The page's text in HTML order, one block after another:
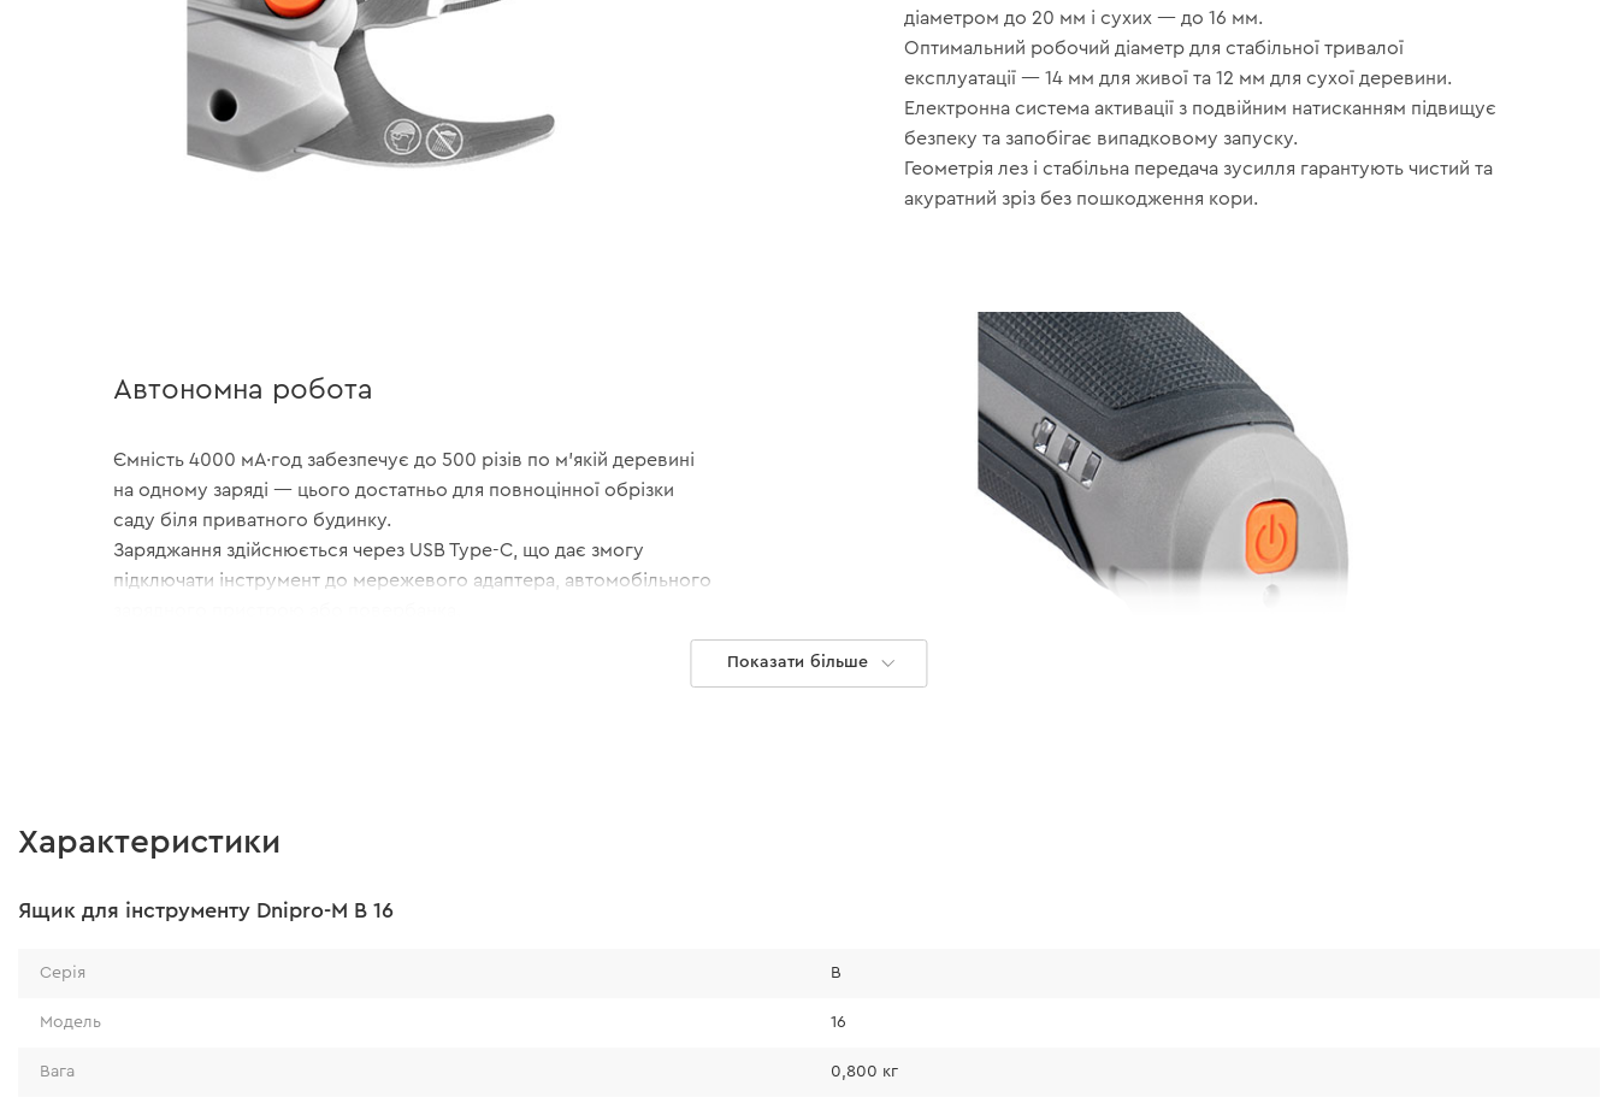
діаметром до 20 мм і сухих — до 16 мм.
Оптимальний робочий діаметр для стабільної тривалої
експлуатації — 14 мм для живої та 12 мм для сухої деревини.
Електронна система активації з подвійним натисканням підвищує
безпеку та запобігає випадковому запуску.
Геометрія лез і стабільна передача зусилля гарантують чистий та
акуратний зріз без пошкодження кори.
Автономна робота
Ємність 4000 мА·год забезпечує до 500 різів по м’якій деревині
на одному заряді — цього достатньо для повноцінної обрізки
саду біля приватного будинку.
Заряджання здійснюється через USB Type-C, що дає змогу
підключати інструмент до мережевого адаптера, автомобільного
Показати більше
Характеристики
Ящик для інструменту Dnipro-M B 16
Серія B
Модель 16
Вага 0,800 кг